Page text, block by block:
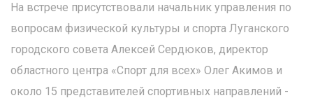
На встрече присутствовали начальник управления по
вопросам физической культуры и спорта Луганского
городского совета Алексей Сердюков, директор
областного центра «Спорт для всех» Олег Акимов и
около 15 представителей спортивных направлений -